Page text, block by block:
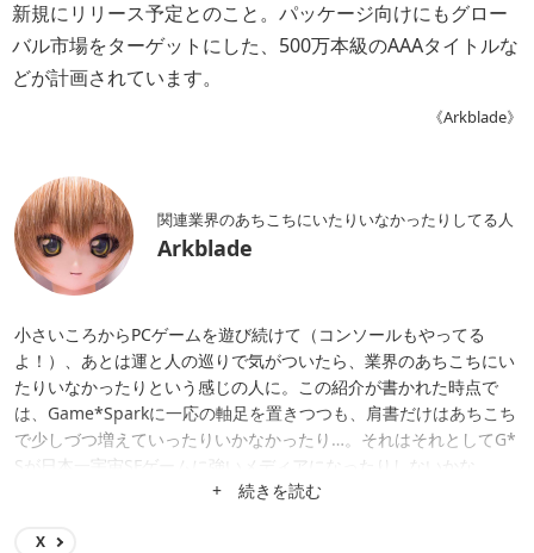
新規にリリース予定とのこと。パッケージ向けにもグロー
バル市場をターゲットにした、500万本級のAAAタイトルな
どが計画されています。
《Arkblade》
関連業界のあちこちにいたりいなかったりしてる人
Arkblade
小さいころからPCゲームを遊び続けて（コンソールもやってる
よ！）、あとは運と人の巡りで気がついたら、業界のあちこちにい
たりいなかったりという感じの人に。この紹介が書かれた時点で
は、Game*Sparkに一応の軸足を置きつつも、肩書だけはあちこち
で少しづつ増えていったりいかなかったり…。それはそれとしてG*
Sが日本一宇宙SFゲームに強いメディアになったりしないかな。
+ 続きを読む
X